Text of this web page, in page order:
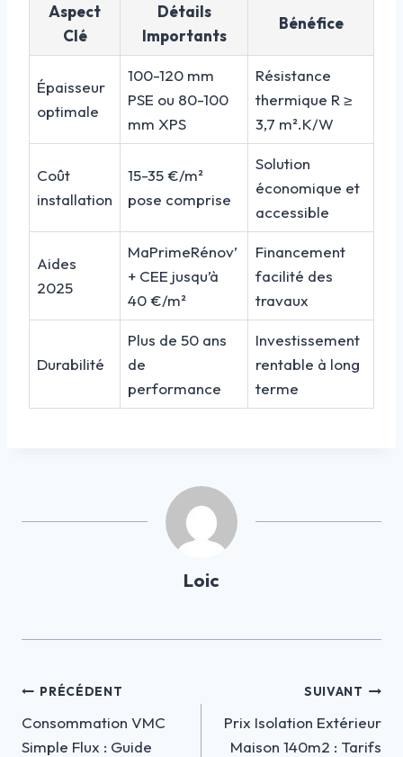
Aspect
Clé
Détails
Importants
Bénéfice
Épaisseur
optimale
100-120 mm
PSE ou 80-100
mm XPS
Résistance
thermique R ≥
3,7 m².K/W
Coût
installation
15-35 €/m²
pose comprise
Solution
économique et
accessible
Aides
2025
MaPrimeRénov’
+ CEE jusqu’à
40 €/m²
Financement
facilité des
travaux
Durabilité
Plus de 50 ans
de
performance
Investissement
rentable à long
terme
Loic
Navigation
de
PRÉCÉDENT
Consommation VMC
Simple Flux : Guide
SUIVANT
Prix Isolation Extérieur
Maison 140m2 : Tarifs